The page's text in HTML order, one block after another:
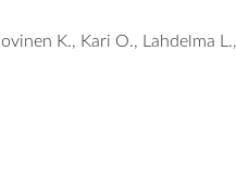
K., Kari O., Lahdelma L.,